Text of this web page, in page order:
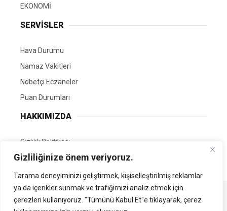
Gizliliğinize önem veriyoruz.
Tarama deneyiminizi geliştirmek, kişiselleştirilmiş reklamlar
ya da içerikler sunmak ve trafiğimizi analiz etmek için
çerezleri kullanıyoruz. "Tümünü Kabul Et"e tıklayarak, çerez
EKONOMİ
SERVİSLER
Hava Durumu
Namaz Vakitleri
Nöbetçi Eczaneler
Puan Durumları
HAKKIMIZDA
Gizlilik Politikası
GÖNÜLLÜ EDİTÖRÜMÜZ OL
Tüm Hakları Saklıdır. | Kamubilgi.com | 2026